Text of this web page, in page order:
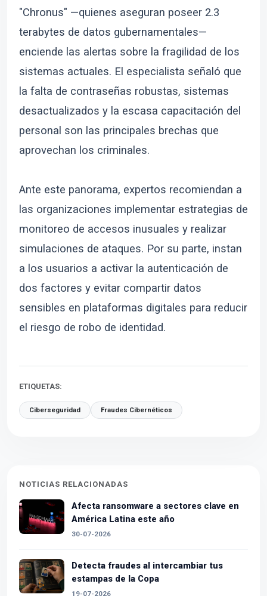
"Chronus" —quienes aseguran poseer 2.3
terabytes de datos gubernamentales—
enciende las alertas sobre la fragilidad de los
sistemas actuales. El especialista señaló que
la falta de contraseñas robustas, sistemas
desactualizados y la escasa capacitación del
personal son las principales brechas que
aprovechan los criminales.
Ante este panorama, expertos recomiendan a
las organizaciones implementar estrategias de
monitoreo de accesos inusuales y realizar
simulaciones de ataques. Por su parte, instan
a los usuarios a activar la autenticación de
dos factores y evitar compartir datos
sensibles en plataformas digitales para reducir
el riesgo de robo de identidad.
ETIQUETAS:
Ciberseguridad Fraudes Cibernéticos
NOTICIAS RELACIONADAS
Afecta ransomware a sectores clave en
América Latina este año
30-07-2026
Detecta fraudes al intercambiar tus
estampas de la Copa
19-07-2026